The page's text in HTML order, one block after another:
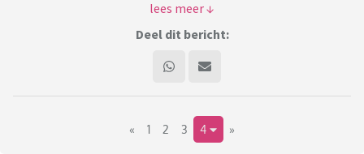
Natuurlijk heb ik ja gezegd!
We hadden het al regelmatig gehad over trouwen en we
hebben best een aardig beeld voor ons. Nu kunnen we echt
Deel dit bericht:
« 1 2 3 4 »